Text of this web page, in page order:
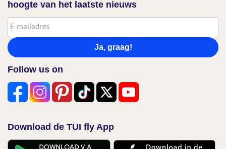
hoogte van het laatste nieuws
Ja, graag!
Follow us on
Download de TUI fly App